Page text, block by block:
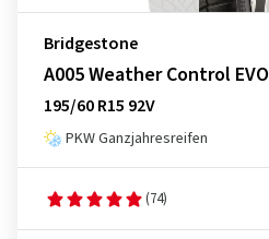
Bridgestone
A005 Weather Control EVO
195/60 R15 92V
PKW Ganzjahresreifen
(74)